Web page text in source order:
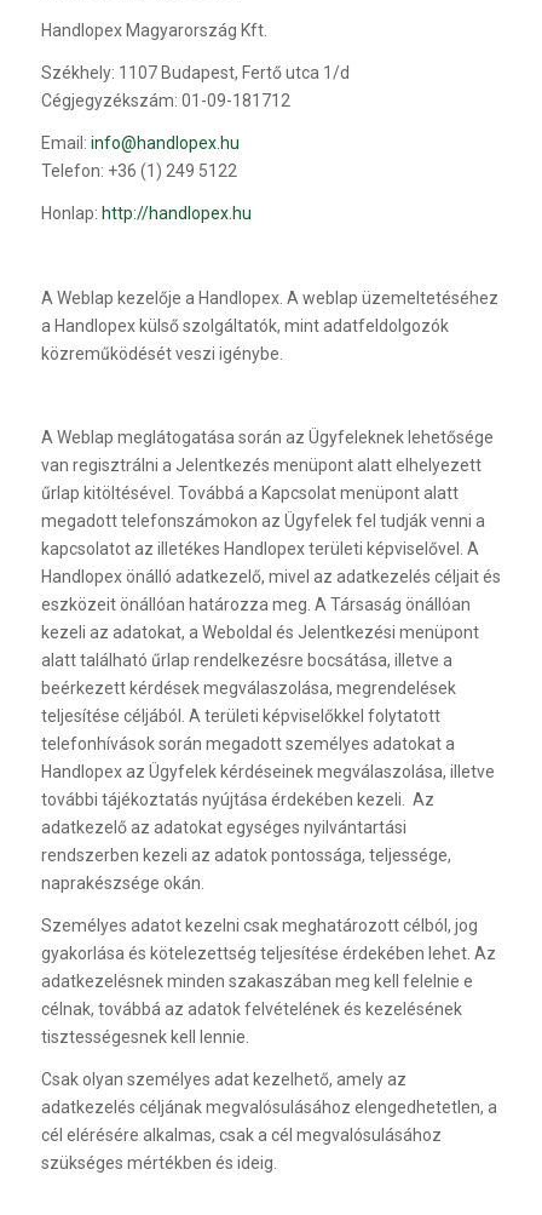
Handlopex Magyarország Kft.
Székhely: 1107 Budapest, Fertő utca 1/d
Cégjegyzékszám: 01-09-181712
Email: info@handlopex.hu
Telefon: +36 (1) 249 5122
Honlap: http://handlopex.hu
A Weblap kezelője a Handlopex. A weblap üzemeltetéséhez
a Handlopex külső szolgáltatók, mint adatfeldolgozók
közreműködését veszi igénybe.
A Weblap meglátogatása során az Ügyfeleknek lehetősége
van regisztrálni a Jelentkezés menüpont alatt elhelyezett
űrlap kitöltésével. Továbbá a Kapcsolat menüpont alatt
megadott telefonszámokon az Ügyfelek fel tudják venni a
kapcsolatot az illetékes Handlopex területi képviselővel. A
Handlopex önálló adatkezelő, mivel az adatkezelés céljait és
eszközeit önállóan határozza meg. A Társaság önállóan
kezeli az adatokat, a Weboldal és Jelentkezési menüpont
alatt található űrlap rendelkezésre bocsátása, illetve a
beérkezett kérdések megválaszolása, megrendelések
teljesítése céljából. A területi képviselőkkel folytatott
telefonhívások során megadott személyes adatokat a
Handlopex az Ügyfelek kérdéseinek megválaszolása, illetve
további tájékoztatás nyújtása érdekében kezeli. Az
adatkezelő az adatokat egységes nyilvántartási
rendszerben kezeli az adatok pontossága, teljessége,
naprakészsége okán.
Személyes adatot kezelni csak meghatározott célból, jog
gyakorlása és kötelezettség teljesítése érdekében lehet. Az
adatkezelésnek minden szakaszában meg kell felelnie e
célnak, továbbá az adatok felvételének és kezelésének
tisztességesnek kell lennie.
Csak olyan személyes adat kezelhető, amely az
adatkezelés céljának megvalósulásához elengedhetetlen, a
cél elérésére alkalmas, csak a cél megvalósulásához
szükséges mértékben és ideig.